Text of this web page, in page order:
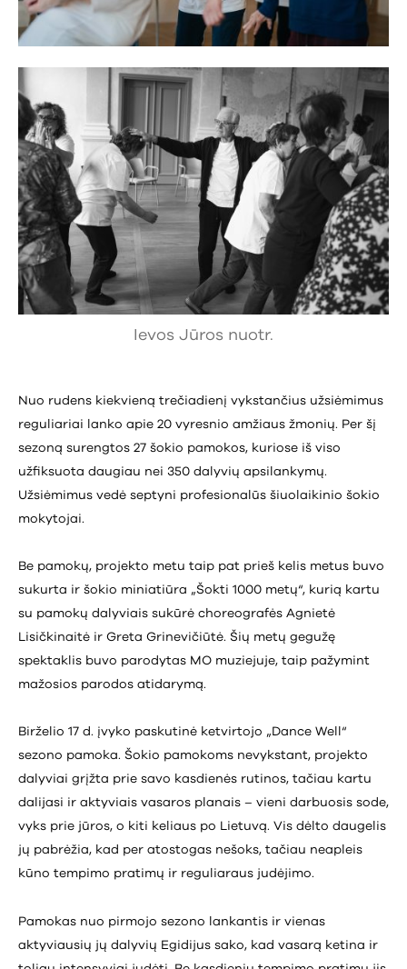
Ievos Jūros nuotr.
Nuo rudens kiekvieną trečiadienį vykstančius užsiėmimus
reguliariai lanko apie 20 vyresnio amžiaus žmonių. Per šį
sezoną surengtos 27 šokio pamokos, kuriose iš viso
užfiksuota daugiau nei 350 dalyvių apsilankymų.
Užsiėmimus vedė septyni profesionalūs šiuolaikinio šokio
mokytojai.
Be pamokų, projekto metu taip pat prieš kelis metus buvo
sukurta ir šokio miniatiūra „Šokti 1000 metų“, kurią kartu
su pamokų dalyviais sukūrė choreografės Agnietė
Lisičkinaitė ir Greta Grinevičiūtė. Šių metų gegužę
spektaklis buvo parodytas MO muziejuje, taip pažymint
mažosios parodos atidarymą.
Birželio 17 d. įvyko paskutinė ketvirtojo „Dance Well“
sezono pamoka. Šokio pamokoms nevykstant, projekto
dalyviai grįžta prie savo kasdienės rutinos, tačiau kartu
dalijasi ir aktyviais vasaros planais – vieni darbuosis sode,
vyks prie jūros, o kiti keliaus po Lietuvą. Vis dėlto daugelis
jų pabrėžia, kad per atostogas nešoks, tačiau neapleis
kūno tempimo pratimų ir reguliaraus judėjimo.
Pamokas nuo pirmojo sezono lankantis ir vienas
aktyviausių jų dalyvių Egidijus sako, kad vasarą ketina ir